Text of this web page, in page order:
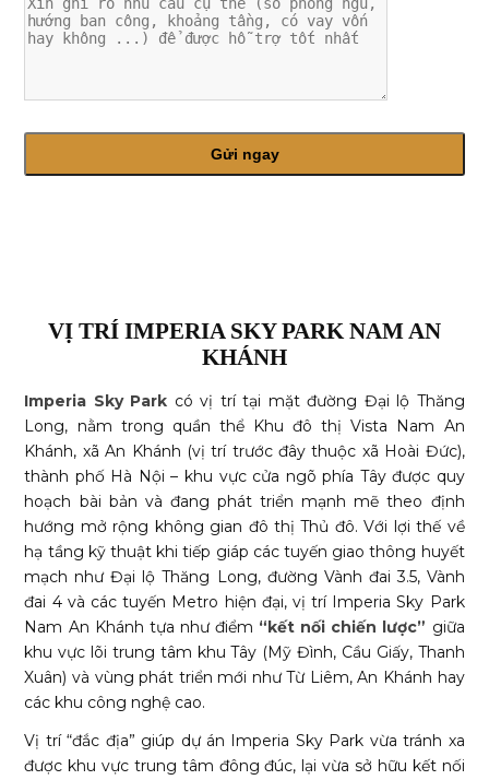
VỊ TRÍ IMPERIA SKY PARK NAM AN
KHÁNH
Imperia Sky Park có vị trí tại mặt đường Đại lộ Thăng
Long, nằm trong quần thể Khu đô thị Vista Nam An
Khánh, xã An Khánh (vị trí trước đây thuộc xã Hoài Đức),
thành phố Hà Nội – khu vực cửa ngõ phía Tây được quy
hoạch bài bản và đang phát triển mạnh mẽ theo định
hướng mở rộng không gian đô thị Thủ đô. Với lợi thế về
hạ tầng kỹ thuật khi tiếp giáp các tuyến giao thông huyết
mạch như Đại lộ Thăng Long, đường Vành đai 3.5, Vành
đai 4 và các tuyến Metro hiện đại, vị trí Imperia Sky Park
Nam An Khánh tựa như điểm “kết nối chiến lược” giữa
khu vực lõi trung tâm khu Tây (Mỹ Đình, Cầu Giấy, Thanh
Xuân) và vùng phát triển mới như Từ Liêm, An Khánh hay
các khu công nghệ cao.
Vị trí “đắc địa” giúp dự án Imperia Sky Park vừa tránh xa
được khu vực trung tâm đông đúc, lại vừa sở hữu kết nối